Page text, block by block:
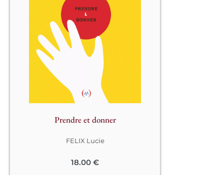
Partant d’un principe très simple et
complètement interactif, ce livre qui
s’adresse aux tout-petits propose de
jouer pour découvrir la notion de
contraire. À la première page, on
demande à l’enfant de se saisir d’une
forme en carton, un rond rouge, sous
laquelle est écrit « prendre ». À la page
suivante, on lit « donner » et l’enfant,
en plaçant la forme dans
l’emplacement prévu qui figure la
donner. Puis, la page suivante
« casser », en prenant la pièce, l’enfant
les mains, puis vient « construire », et
Prendre et donner
FELIX Lucie
18.00 €